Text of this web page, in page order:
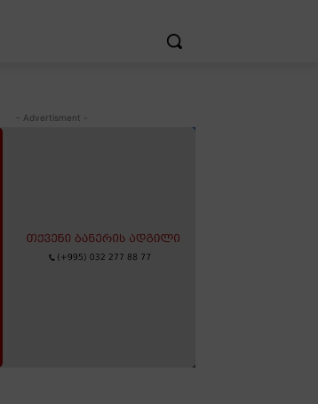
- Advertisment -